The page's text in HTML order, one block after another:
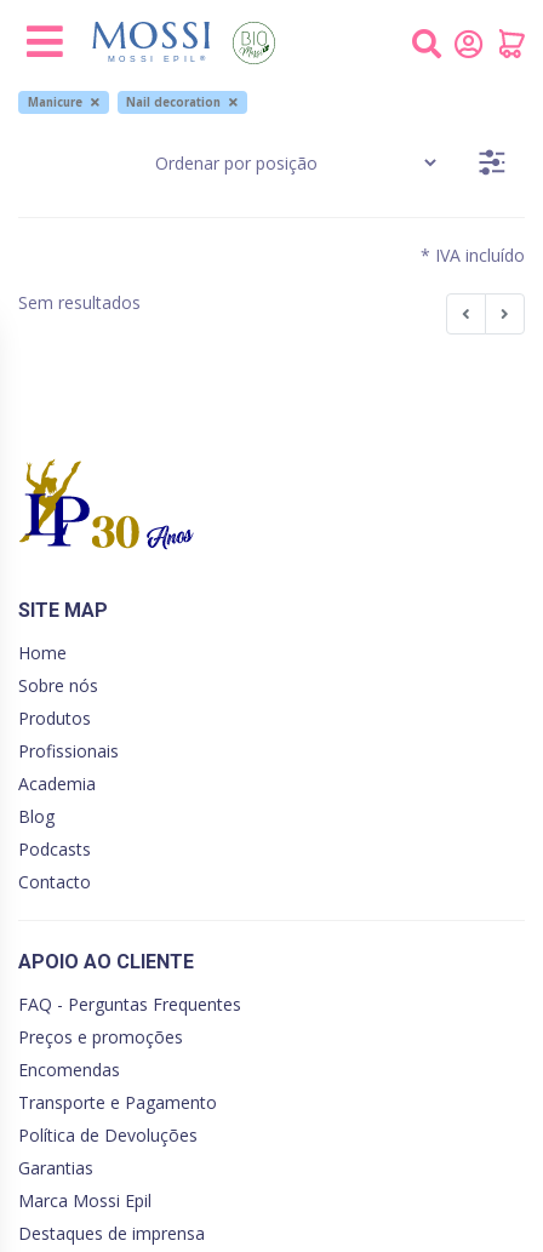
Manicure Nail decoration
* IVA incluído
Sem resultados
SITE MAP
Home
Sobre nós
Produtos
Profissionais
Academia
Blog
Podcasts
Contacto
APOIO AO CLIENTE
FAQ - Perguntas Frequentes
Preços e promoções
Encomendas
Transporte e Pagamento
Política de Devoluções
Garantias
Marca Mossi Epil
Destaques de imprensa